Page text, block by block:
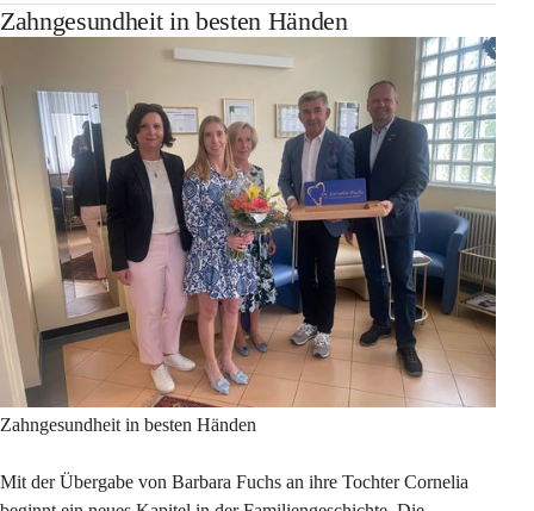
Zahngesundheit in besten Händen
Zahngesundheit in besten Händen
Mit der Übergabe von Barbara Fuchs an ihre Tochter Cornelia